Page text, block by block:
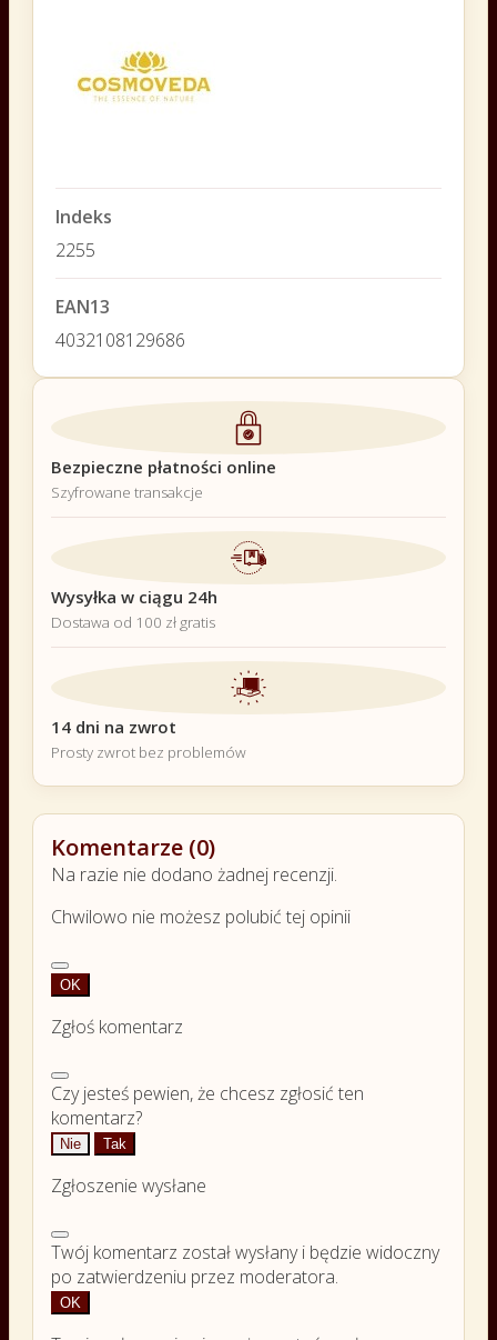
Indeks
2255
EAN13
4032108129686
Bezpieczne płatności online
Szyfrowane transakcje
Wysyłka w ciągu 24h
Dostawa od 100 zł gratis
14 dni na zwrot
Prosty zwrot bez problemów
Komentarze (0)
Na razie nie dodano żadnej recenzji.
Chwilowo nie możesz polubić tej opinii
OK
Zgłoś komentarz
Czy jesteś pewien, że chcesz zgłosić ten
komentarz?
Nie Tak
Zgłoszenie wysłane
Twój komentarz został wysłany i będzie widoczny
po zatwierdzeniu przez moderatora.
OK